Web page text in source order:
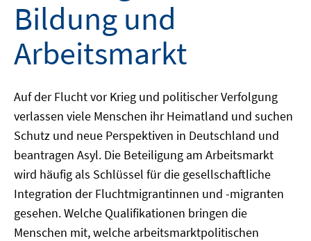
Bildung und
Arbeitsmarkt
Auf der Flucht vor Krieg und politischer Verfolgung
verlassen viele Menschen ihr Heimatland und suchen
Schutz und neue Perspektiven in Deutschland und
beantragen Asyl. Die Beteiligung am Arbeitsmarkt
wird häufig als Schlüssel für die gesellschaftliche
Integration der Fluchtmigrantinnen und -migranten
gesehen. Welche Qualifikationen bringen die
Menschen mit, welche arbeitsmarktpolitischen